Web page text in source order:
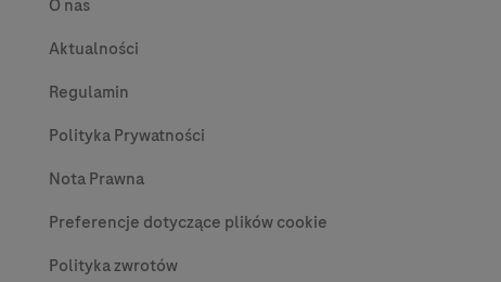
O nas
Aktualności
Regulamin
Polityka Prywatności
Nota Prawna
Preferencje dotyczące plików cookie
Polityka zwrotów